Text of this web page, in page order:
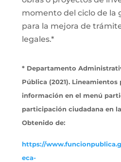
momento del ciclo de la
para la mejora de
legales.*
* Departamento
Pública (2021). Lineamientos
información en el menú
participación ciudadana en
Obtenido de:
https://
eca-